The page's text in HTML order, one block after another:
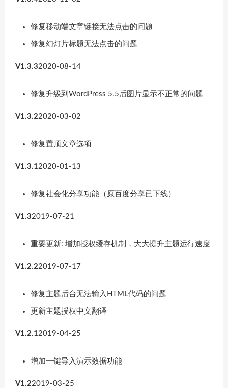
修复移动端文章链接无法点击的问题
修复幻灯片标题无法点击的问题
V1.3.32020-08-14
修复升级到WordPress 5.5后图片显示不正常的问题
V1.3.22020-03-02
修复置顶文章选项
V1.3.12020-01-13
修复社会化分享功能（原百度分享已下线）
V1.32019-07-21
重要更新: 增加授权缓存机制，大大提升主题运行速度
V1.2.22019-07-17
修复主题后台无法输入HTML代码的问题
更新主题授权中文翻译
V1.2.12019-04-25
增加一键导入演示数据功能
V1.22019-03-25